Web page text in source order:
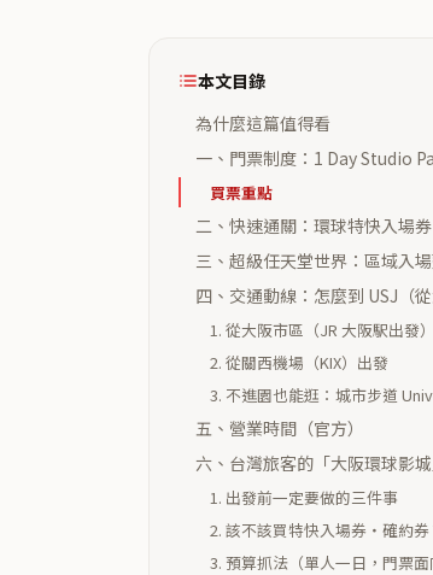
本文目錄
為什麼這篇值得看
一、門票制度：1 Day Studio
買票重點
二、快速通關：環球特快入場
三、超級任天堂世界：區域入
四、交通動線：怎麼到 USJ（
1. 從大阪市區（JR 大阪駅出發）
2. 從關西機場（KIX）出發
3. 不進園也能逛：城市步道
五、營業時間（官方）
六、台灣旅客的「大阪環球影
1. 出發前一定要做的三件事
2. 該不該買特快入場券・確約券
3. 預算抓法（單人一日，門票面